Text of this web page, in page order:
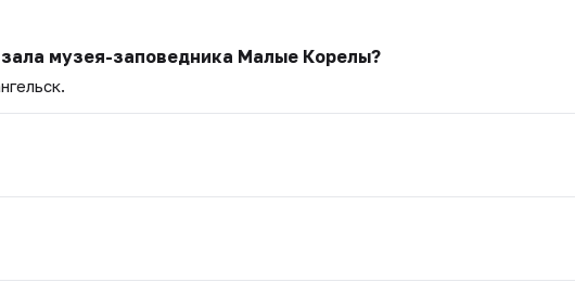
музея-заповедника Малые Корелы?